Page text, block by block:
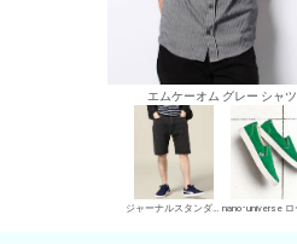
エムケーオム グレー シャツ
ジャーナルスタンダード レリューム メンズ デニムパンツ・ジーンズ